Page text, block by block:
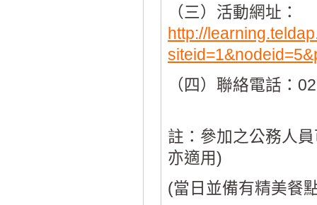
（三）活動網址：
http://
（四）聯絡電話：
註：參加之公務人
亦適用)
(當日並備有精美餐